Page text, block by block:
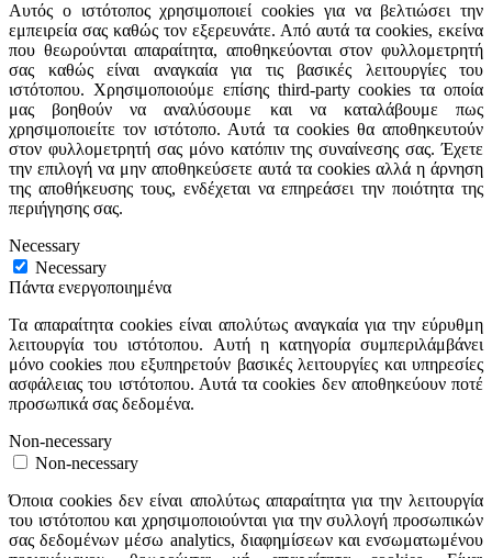
Αυτός ο ιστότοπος χρησιμοποιεί cookies για να βελτιώσει την
εμπειρεία σας καθώς τον εξερευνάτε. Από αυτά τα cookies, εκείνα
που θεωρούνται απαραίτητα, αποθηκεύονται στον φυλλομετρητή
σας καθώς είναι αναγκαία για τις βασικές λειτουργίες του
ιστότοπου. Χρησιμοποιούμε επίσης third-party cookies τα οποία
μας βοηθούν να αναλύσουμε και να καταλάβουμε πως
χρησιμοποιείτε τον ιστότοπο. Αυτά τα cookies θα αποθηκευτούν
στον φυλλομετρητή σας μόνο κατόπιν της συναίνεσης σας. Έχετε
την επιλογή να μην αποθηκεύσετε αυτά τα cookies αλλά η άρνηση
της αποθήκευσης τους, ενδέχεται να επηρεάσει την ποιότητα της
περιήγησης σας.
Necessary
Necessary
Πάντα ενεργοποιημένα
Τα απαραίτητα cookies είναι απολύτως αναγκαία για την εύρυθμη
λειτουργία του ιστότοπου. Αυτή η κατηγορία συμπεριλάμβάνει
μόνο cookies που εξυπηρετούν βασικές λειτουργίες και υπηρεσίες
ασφάλειας του ιστότοπου. Αυτά τα cookies δεν αποθηκεύουν ποτέ
προσωπικά σας δεδομένα.
Non-necessary
Non-necessary
Όποια cookies δεν είναι απολύτως απαραίτητα για την λειτουργία
του ιστότοπου και χρησιμοποιούνται για την συλλογή προσωπικών
σας δεδομένων μέσω analytics, διαφημίσεων και ενσωματωμένου